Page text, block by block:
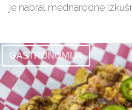
je nabral mednarodne
GASTRONOMIJA